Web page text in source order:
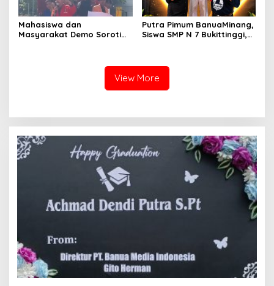
Mahasiswa dan
Masyarakat Demo Soroti
Putra Pimum BanuaMinang,
Siswa SMP N 7 Bukittinggi,
Kejuaraan Karate Jam
Gadang Inkanas Bukittinggi
View More